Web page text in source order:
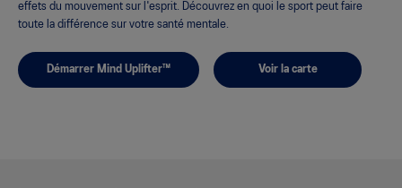
effets du mouvement sur l'esprit. Découvrez en quoi le sport peut faire
toute la différence sur votre santé mentale.
Démarrer Mind Uplifter™ Voir la carte